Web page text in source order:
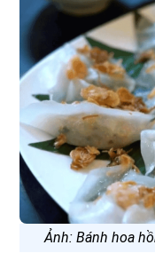
Ảnh: Bánh hoa